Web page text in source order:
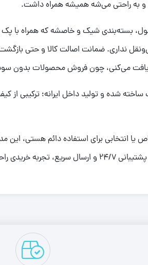
و به راحتی می‌شه همیشه همراه داشت.
بسته‌بندی شیک و خاصشه که همراه با پک
نداری. ضمانت اصالت کالا و حتی
می‌کنی، چون فروش محصولات بدون
ساخته شده و تولید داخل ایرانه؛
یا انتخابی برای استفاده دائم هستی،
و مطمئن خواهی داشت.